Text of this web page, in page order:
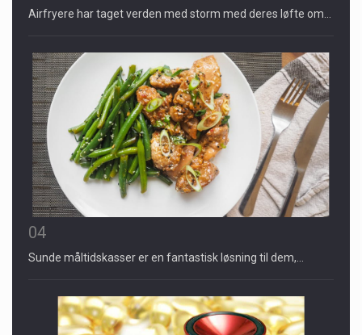
Airfryere har taget verden med storm med deres løfte om…
04
Sunde måltidskasser er en fantastisk løsning til dem,…